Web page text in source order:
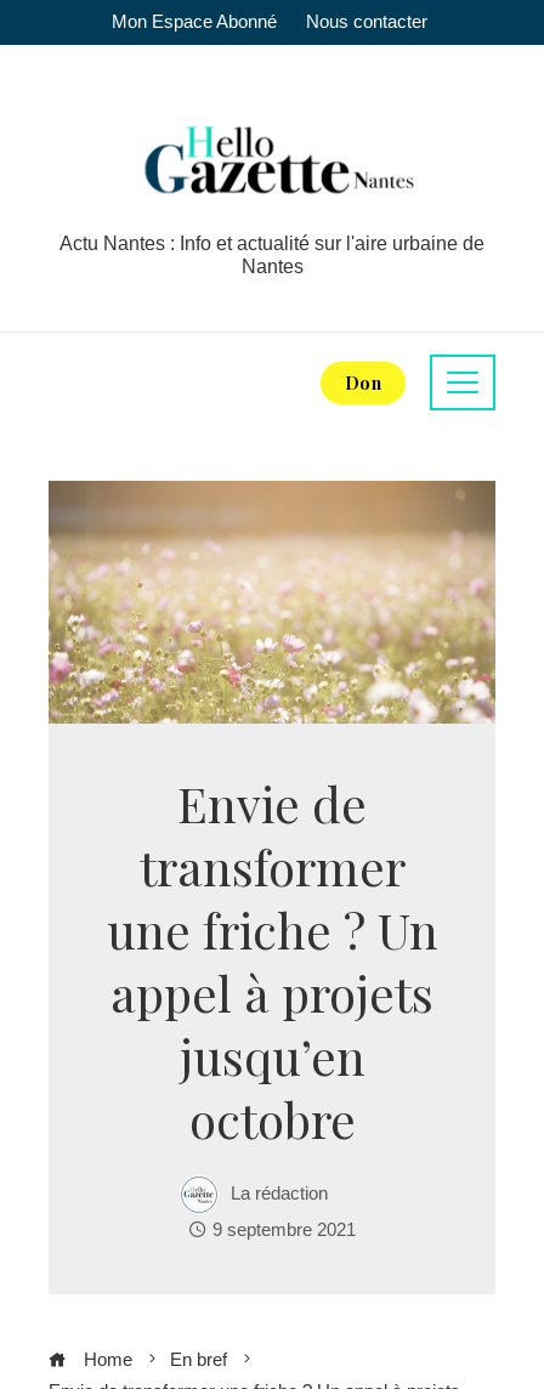
Mon Espace Abonné Nous contacter
Actu Nantes : Info et actualité sur l'aire urbaine de
Nantes
Don
Envie de
transformer
une friche ? Un
appel à projets
jusqu’en
octobre
La rédaction
9 septembre 2021
Home
En bref